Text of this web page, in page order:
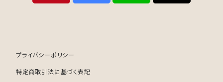
プライバシーポリシー
特定商取引法に基づく表記